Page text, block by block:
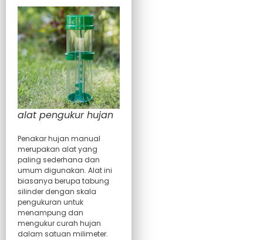
alat pengukur hujan
Penakar hujan manual
merupakan alat yang
paling sederhana dan
umum digunakan. Alat ini
biasanya berupa tabung
silinder dengan skala
pengukuran untuk
menampung dan
mengukur curah hujan
dalam satuan milimeter.